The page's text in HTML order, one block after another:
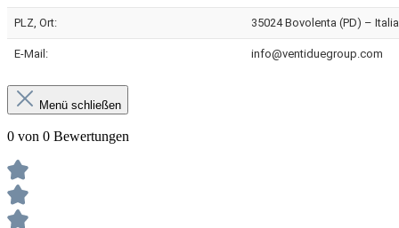
PLZ, Ort: 35024 Bovolenta (PD) – Italia
E-Mail: info@ventiduegroup.com
Menü schließen
0 von 0 Bewertungen